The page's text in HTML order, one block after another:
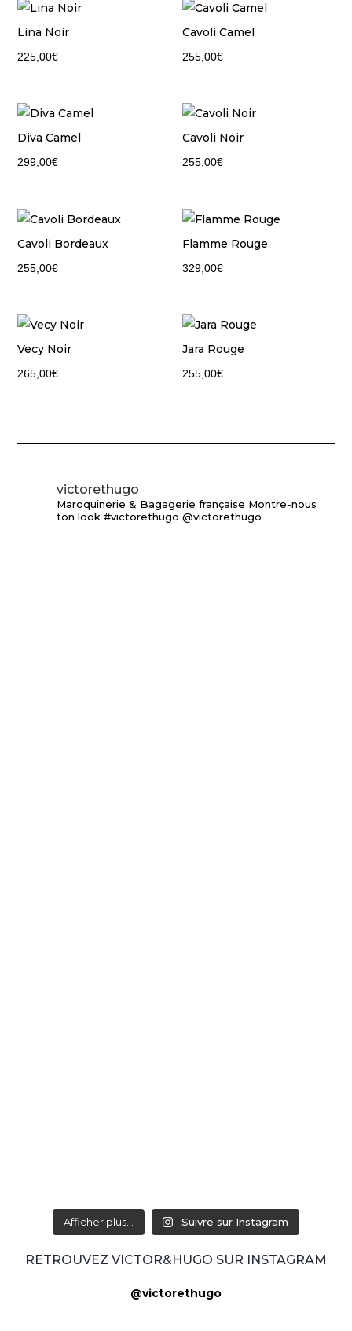
Lina Noir
225,00€
Cavoli Camel
255,00€
Diva Camel
299,00€
Cavoli Noir
255,00€
Cavoli Bordeaux
255,00€
Flamme Rouge
329,00€
Vecy Noir
265,00€
Jara Rouge
255,00€
victorethugo
Maroquinerie & Bagagerie française Montre-nous
ton look #victorethugo @victorethugo
Afficher plus... Suivre sur Instagram
RETROUVEZ VICTOR&HUGO SUR INSTAGRAM
@victorethugo